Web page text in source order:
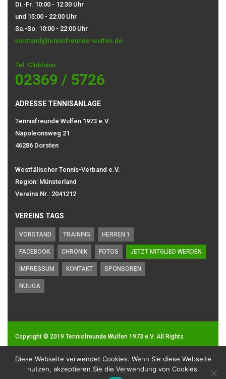
Di.-Fr. 10:00 - 12:30 Uhr
und 15:00 - 22:00 Uhr
Sa.-So. 10:00 - 22:00 Uhr
vorstand@tennisfreunde-wulfen.de
Tel. Clubhaus
02369 / 5726
ADRESSE TENNISANLAGE
Tennisfreunde Wulfen 1973 e.V.
Napoleonsweg 21
46286 Dorsten
Westfälischer Tennis-Verband e.V.
Region: Münsterland
Vereins Nr.: 2041212
VEREINS TAGS
VORSTAND TRAINING HERREN 1
FACEBOOK CHRONIK FOTOS JETZT MITGLIED WERDEN
IMPRESSUM KONTAKT SPONSOREN
NULIGA
Copyright © 2019 Tennisfreunde Wulfen 1973 e.V. All Rights
Impressum| Datenschutz
Diese Webseite verwendet Cookies. Wenn Sie diese Webseite
nutzen, akzeptieren Sie die Verwendung von Cookies.